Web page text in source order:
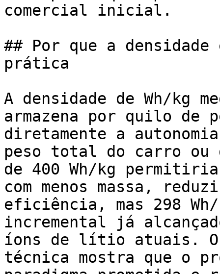
comercial inicial.
## Por que a
prática
A densidade de Wh/kg
armazena por quilo de
diretamente a
peso total do carro ou
de 400 Wh/kg
com menos massa,
eficiência, mas 298
incremental já
íons de lítio atuais. O
técnica mostra que o